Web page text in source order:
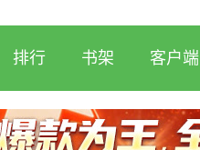
排行 书架 客户端